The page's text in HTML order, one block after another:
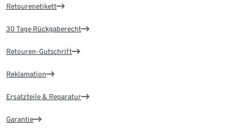
Retourenetikett
30 Tage Rückgaberecht
Retouren-Gutschrift
Reklamation
Ersatzteile & Reparatur
Garantie